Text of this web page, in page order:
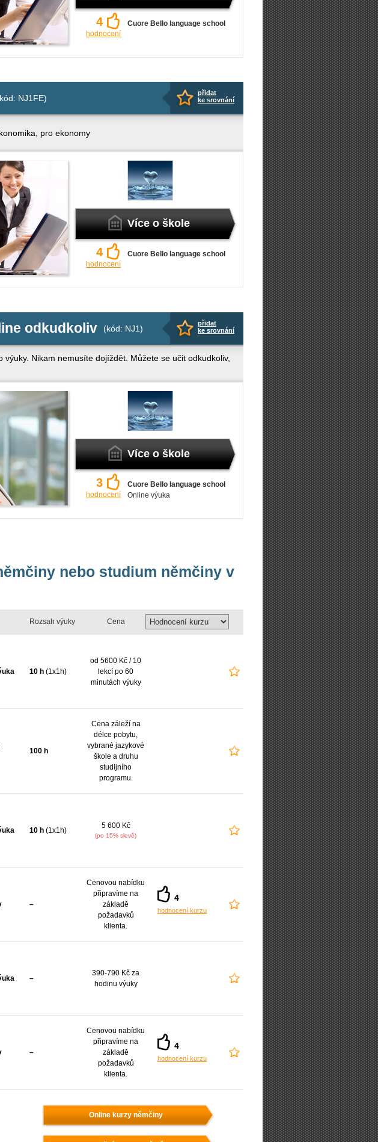
4
hodnocení
Cuore Bello language school
přidat
ke srovnání
NJ1FE)
pro ekonomy
Více o škole
4
hodnocení
Cuore Bello language school
přidat
ke srovnání
odkudkoliv (kód: NJ1)
Nikam nemusíte dojíždět. Můžete se učit odkudkoliv,
Více o škole
3
hodnocení
Cuore Bello language school
Online výuka
nebo studium němčiny v
Rozsah výuky Cena
10 h (1x1h)
od 5600 Kč / 10
lekcí po 60
minutách výuky
100 h
Cena záleží na
délce pobytu,
vybrané jazykové
škole a druhu
studijního
programu.
10 h (1x1h)
5 600 Kč
(po 15% slevě)
–
Cenovou nabídku
připravíme na
základě
požadavků
klienta.
4
hodnocení kurzu
–
390-790 Kč za
hodinu výuky
–
Cenovou nabídku
připravíme na
základě
požadavků
klienta.
4
hodnocení kurzu
Online kurzy němčiny